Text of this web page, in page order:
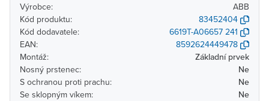
Výrobce:
ABB
Kód produktu:
83452404
Kód dodavatele:
6619T-A06657 241
EAN:
8592624449478
Montáž:
Základní prvek
Nosný prstenec:
Ne
S ochranou proti prachu:
Ne
Se sklopným víkem:
Ne